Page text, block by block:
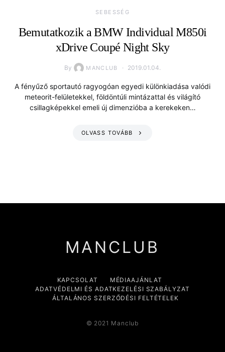
SEBESSÉG
Bemutatkozik a BMW Individual M850i
xDrive Coupé Night Sky
By MANCLUB 2019.01.04.
A fényűző sportautó ragyogóan egyedi különkiadása valódi
meteorit-felületekkel, földöntúli mintázattal és világító
csillagképekkel emeli új dimenzióba a kerekeken…
OLVASS TOVÁBB
MANCLUB
KAPCSOLAT
MÉDIAAJÁNLAT
ADATVÉDELMI ÉS ADATKEZELÉSI SZABÁLYZAT
ÁLTALÁNOS SZERZŐDÉSI FELTÉTELEK
© 2021 Manclub